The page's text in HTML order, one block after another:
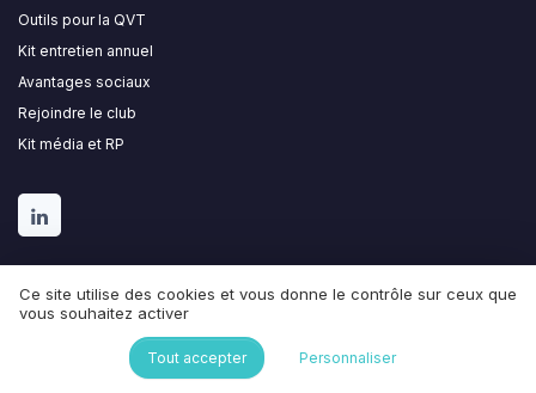
Outils pour la QVT
Kit entretien annuel
Avantages sociaux
Rejoindre le club
Kit média et RP
Mentions légales
Politique de confidentialité
Developpez-vos-ventes
Ce site utilise des cookies et vous donne le contrôle sur ceux que
vous souhaitez activer
Tout accepter Personnaliser